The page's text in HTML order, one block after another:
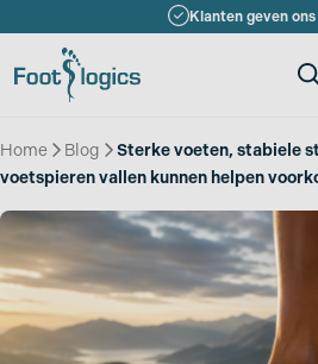
naar
de
Klanten geven ons
Home » Blog »Sterke voeten, stabiele
voetspieren vallen kunnen helpen